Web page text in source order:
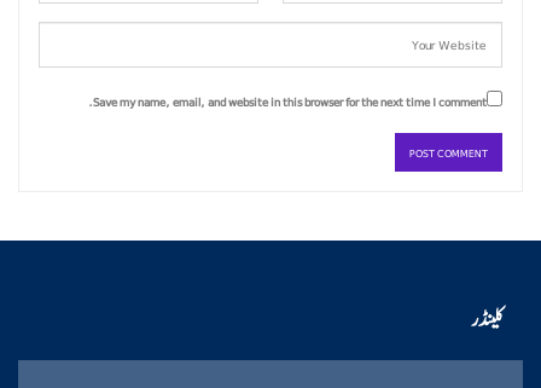
Save my name, email, and website in this browser for the next time I comment.
کلینڈر